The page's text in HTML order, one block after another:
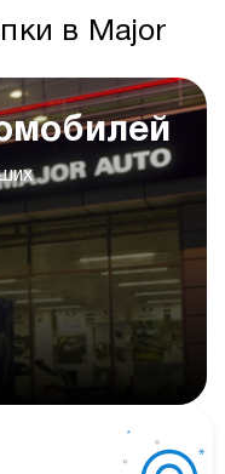
в Major